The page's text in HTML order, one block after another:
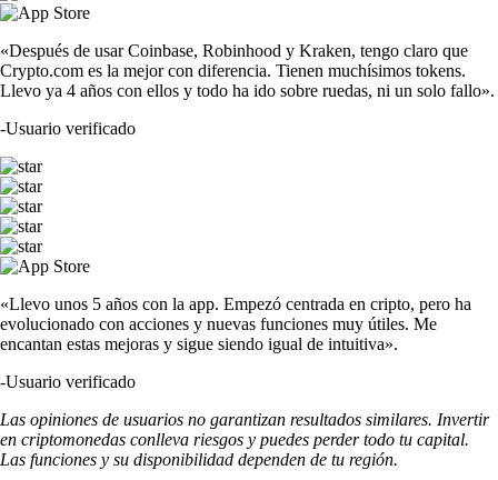
«Después de usar Coinbase, Robinhood y Kraken, tengo claro que
Crypto.com es la mejor con diferencia. Tienen muchísimos tokens.
Llevo ya 4 años con ellos y todo ha ido sobre ruedas, ni un solo fallo».
-Usuario verificado
«Llevo unos 5 años con la app. Empezó centrada en cripto, pero ha
evolucionado con acciones y nuevas funciones muy útiles. Me
encantan estas mejoras y sigue siendo igual de intuitiva».
-Usuario verificado
Las opiniones de usuarios no garantizan resultados similares. Invertir
en criptomonedas conlleva riesgos y puedes perder todo tu capital.
Las funciones y su disponibilidad dependen de tu región.